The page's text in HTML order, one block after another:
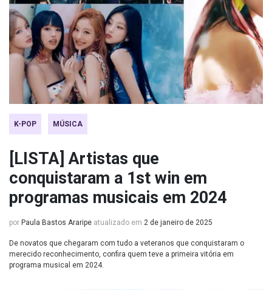
K-POP MÚSICA
[LISTA] Artistas que
conquistaram a 1st win em
programas musicais em 2024
por Paula Bastos Araripe atualizado em 2 de janeiro de 2025
De novatos que chegaram com tudo a veteranos que conquistaram o
merecido reconhecimento, confira quem teve a primeira vitória em
programa musical em 2024.